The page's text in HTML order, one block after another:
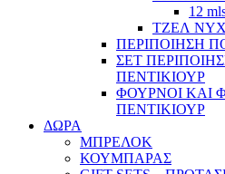
12
ΤΖΕΛ
ΠΕΡΙΠΟΙΗΣΗ
ΣΕΤ
ΠΕΝΤΙΚΙΟΥΡ
ΦΟΥΡΝΟΙ ΚΑΙ
ΠΕΝΤΙΚΙΟΥΡ
ΔΩΡΑ
ΜΠΡΕΛΟΚ
ΚΟΥΜΠΑΡΑΣ